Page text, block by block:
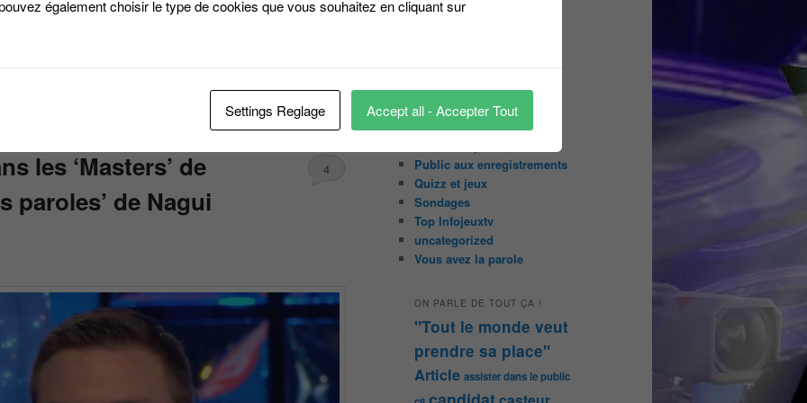
de nouveaux jeux, de nouvelles aventures.
les ‘Masters’ de
paroles’ de Nagui
4
Les pages réservées aux
Masqué
Les Portraits de Fannette
Malika la Fouine
Public aux enregistrements
Quizz et jeux
Sondages
Top Infojeuxtv
uncategorized
Vous avez la parole
ON PARLE DE TOUT ÇA !
"Tout le monde veut
prendre sa place"
Article assister dans le public
également choisir le type de cookies que vous souhaitez en cliquant sur
Settings Reglage Accept all - Accepter Tout